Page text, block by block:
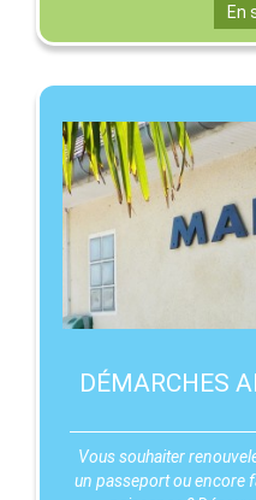
En
DÉMARCHES
Vous souhaiter
un passeport ou encore